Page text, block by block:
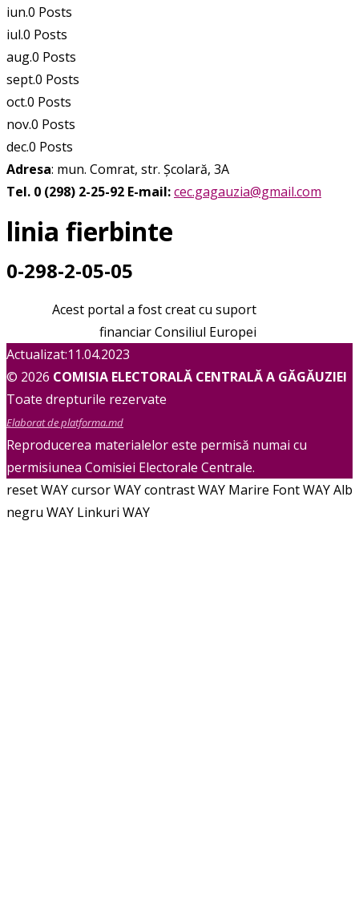
iun.0 Posts
iul.0 Posts
aug.0 Posts
sept.0 Posts
oct.0 Posts
nov.0 Posts
dec.0 Posts
Adresa: mun. Comrat, str. Școlară, 3A
Tel. 0 (298) 2-25-92 E-mail:cec.gagauzia@gmail.com
linia fierbinte
0-298-2-05-05
Acest portal a fost creat cu suport
financiar Consiliul Europei
Actualizat:11.04.2023
© 2026 COMISIA ELECTORALĂ CENTRALĂ A GĂGĂUZIEI
Toate drepturile rezervate
Elaborat de platforma.md
Reproducerea materialelor este permisă numai cu
permisiunea Comisiei Electorale Centrale.
reset WAYcursor WAYcontrast WAY Marire Font WAYAlb
negru WAY Linkuri WAY